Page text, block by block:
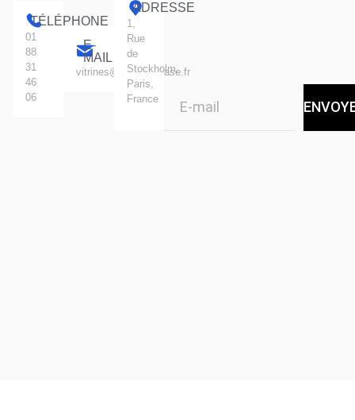
TÉLÉPHONE
01
88
31
46
06
E-
MAIL
vitrines@standingcase.fr
ADRESSE
1,
Rue
de
Stockholm.
Paris,
France